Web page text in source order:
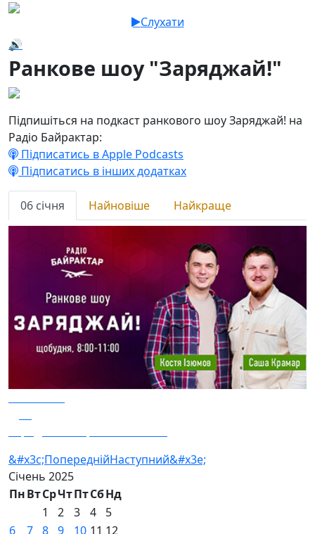
Слухати
🔊
Ранкове шоу "Заряджай!"
Підпишіться на подкаст ранкового шоу Заряджай! на
Радіо Байрактар:
Підписатись в Apple Podcasts
Підписатись в інших додатках
06 січня Найновіше Найкраще
&#x3c;ПопереднійНаступний&#x3e;
Січень 2025
ПнВтСрЧтПтСбНд
1
2 3 4
5
6
7 8 9 10 11 12